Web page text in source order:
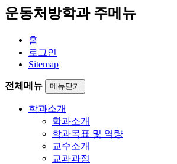
운동처방학과 주메뉴
홈
로그인
Sitemap
전체메뉴 메뉴닫기
학과소개
학과소개
학과목표 및 역량
교수소개
교과과정